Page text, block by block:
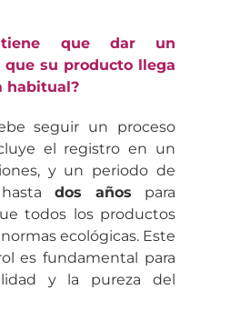
tiene que dar un
su producto llega
habitual?
seguir un proceso
el registro en un
y un periodo de
hastados años para
todos los productos
ecológicas. Este
es fundamental para
y la pureza del